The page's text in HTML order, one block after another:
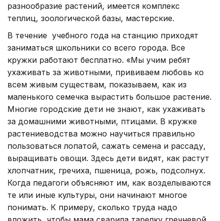
разнообразие растений, имеется комплекс
теплиц, зоологической базы, мастерские.
В течение учебного года на станцию приходят
заниматься школьники со всего города. Все
кружки работают бесплатно. «Мы учим ребят
ухаживать за животными, прививаем любовь ко
всем живым существам, показываем, как из
маленького семечка вырастить большое растение.
Многие городские дети не знают, как ухаживать
за домашними животными, птицами. В кружке
растениеводства можно научиться правильно
пользоваться лопатой, сажать семена и рассаду,
выращивать овощи. Здесь дети видят, как растут
хлопчатник, гречиха, пшеница, рожь, подсолнух.
Когда педагоги объясняют им, как возделываются
те или иные культуры, они начинают многое
понимать. К примеру, сколько труда надо